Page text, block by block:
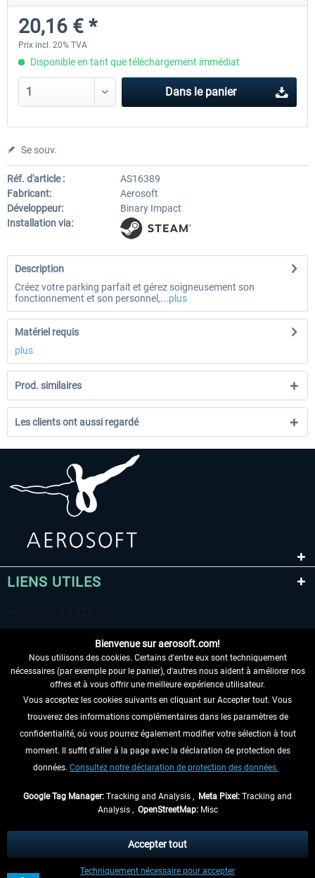
10,07 € *
20,16 € *
Prix incl. 20% TVA
Disponible en tant que téléchargement immédiat
Dans le panier
Se souv.
Réf. d'article :
AS16389
Fabricant:
Aerosoft
Développeur:
Binary Impact
Installation via:
Description
Créez votre parking parfait et gérez soigneusement son
fonctionnement et son personnel,...plus
Matériel requis
plus
Prod. similaires
Les clients ont aussi regardé
LIENS UTILES
RENONCER AU CONTRAT ICI
INFORMATIONS
NE MANQUEZ PAS LES DERNIÈRES
échéant, frais de remboursement, si aucune description contraire.
** S'applique aux envois vers l'Allemagne. Pour les autres pays, veuillez
consulter lesinformations d'expédition.
Bienvenue sur aerosoft.com!
Nous utilisons des cookies. Certains d'entre eux sont techniquement
nécessaires (par exemple pour le panier), d'autres nous aident à améliorer nos
offres et à vous offrir une meilleure expérience utilisateur.
Vous acceptez les cookies suivants en cliquant sur Accepter tout. Vous
trouverez des informations complémentaires dans les paramètres de
confidentialité, où vous pourrez également modifier votre sélection à tout
moment. Il suffit d'aller à la page avec la déclaration de protection des
données. Consultez notre déclaration de protection des données.
Google Tag Manager: Tracking and Analysis , Meta Pixel: Tracking and
Analysis , OpenStreetMap:Misc
Techniquement nécessaire pour accepter
Accepter tout